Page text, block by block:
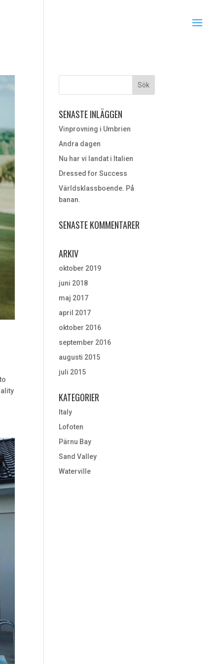
SENASTE INLÄGGEN
Vinprovning i Umbrien
Andra dagen
Nu har vi landat i Italien
Dressed for Success
Världsklassboende. På
banan.
SENASTE KOMMENTARER
ARKIV
oktober 2019
juni 2018
maj 2017
april 2017
oktober 2016
september 2016
augusti 2015
juli 2015
KATEGORIER
Italy
Lofoten
Pärnu Bay
Sand Valley
Waterville